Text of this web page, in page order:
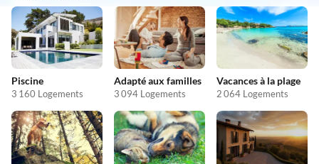
Piscine
3 160 Logements
Adapté aux familles
3 094 Logements
Vacances à la plage
2 064 Logements